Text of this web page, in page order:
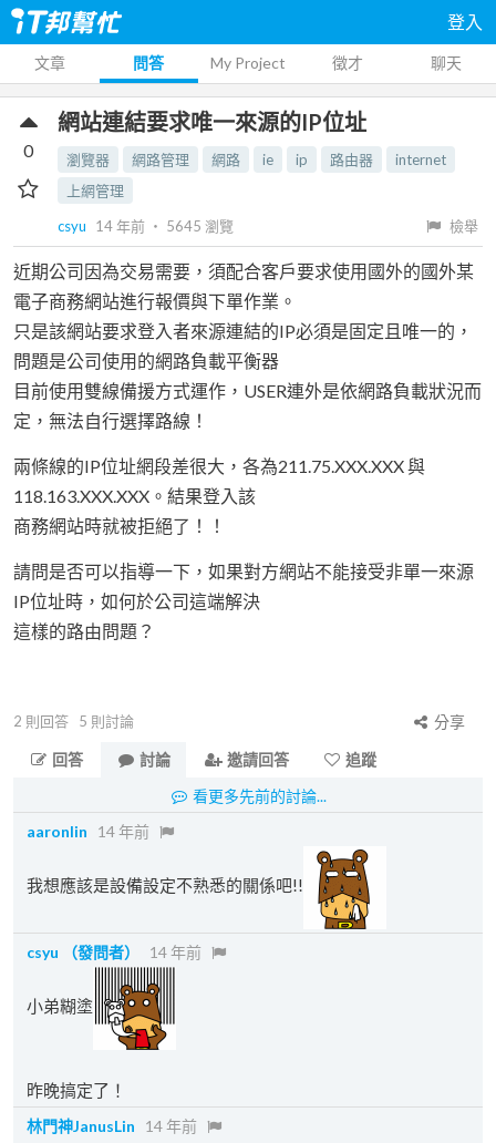
登入
文章 問答 My Project 徵才 聊天
網站連結要求唯一來源的IP位址
瀏覽器 網路管理 網路 ie ip 路由器
internet
上網管理
csyu
14 年前 ‧ 5645 瀏覽 檢舉
0
近期公司因為交易需要，須配合客戶要求使用國外的國外某
電子商務網站進行報價與下單作業。
只是該網站要求登入者來源連結的IP必須是固定且唯一的，
問題是公司使用的網路負載平衡器
目前使用雙線備援方式運作，USER連外是依網路負載狀況而
定，無法自行選擇路線！
兩條線的IP位址網段差很大，各為211.75.XXX.XXX 與
118.163.XXX.XXX。結果登入該
商務網站時就被拒絕了！！
請問是否可以指導一下，如果對方網站不能接受非單一來源
IP位址時，如何於公司這端解決
這樣的路由問題？
2 則回答 5 則討論
分享
回答
討論 邀請回答
追蹤
看更多先前的討論...
aaronlin
14 年前
我想應該是設備設定不熟悉的關係吧!!
csyu （發問者） 14 年前
小弟糊塗
昨晚搞定了！
林門神JanusLin 14 年前